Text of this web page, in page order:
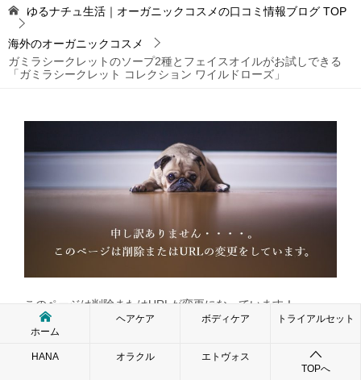
ゆるナチュ生活｜オーガニックコスメの口コミ情報ブログ TOP
海外のオーガニックコスメ
ガミラシークレットのソープ2種とフェイスオイルがお試しできる
「ガミラシークレット コレクション ワイルドローズ」
このページは削除またはURLが変更になっています！
大変申し訳ございませんが、該当するカテゴリーやブログ内
ホーム
ヘアケア ボディケア トライアルセット
HANA オラクル
エトヴォス
TOPへ